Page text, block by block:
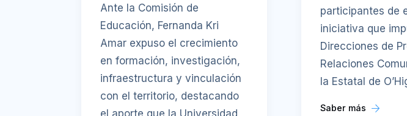
Ante la Comisión de
Educación, Fernanda Kri
Amar expuso el crecimiento
en formación, investigación,
infraestructura y vinculación
con el territorio, destacando
el aporte que la Universidad
participantes de
iniciativa que
Direcciones de
Relaciones
la Estatal de
Saber más